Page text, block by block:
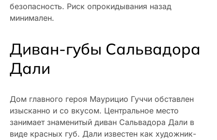
безопасность. Риск опрокидывания назад
минимален.
Диван-губы Сальвадора
Дали
Дом главного героя Маурицио Гуччи обставлен
изысканно и со вкусом. Центральное место
занимает знаменитый диван Сальвадора Дали в
виде красных губ. Дали известен как художник-